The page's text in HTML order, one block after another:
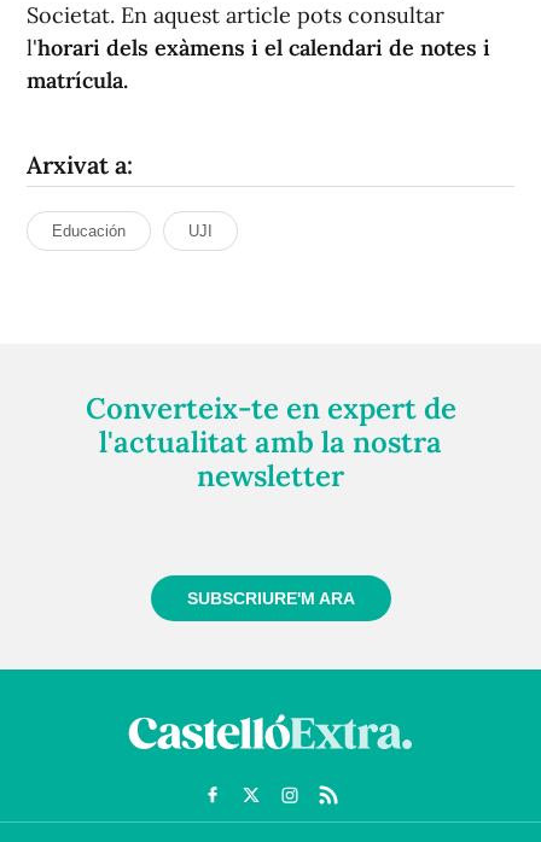
Societat. En aquest article pots consultar
l'horari dels exàmens i el calendari de notes i
matrícula.
Arxivat a:
Educación UJI
Converteix-te en expert de
l'actualitat amb la nostra
newsletter
SUBSCRIURE'M ARA